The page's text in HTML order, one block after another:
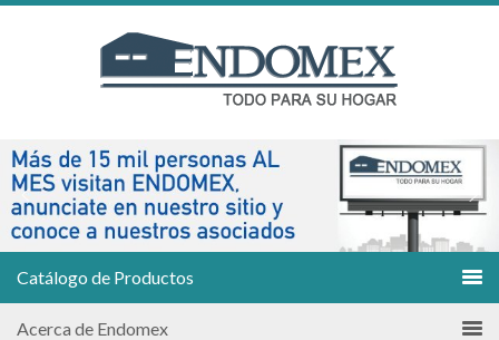
Catálogo de Productos
Acerca de Endomex